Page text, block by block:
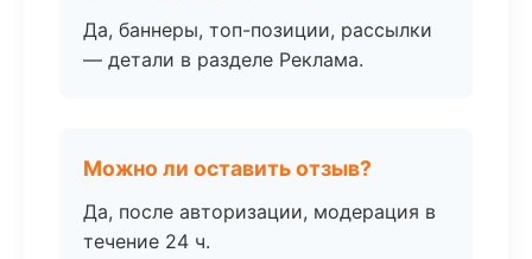
Да, баннеры, топ-позиции, рассылки
— детали в разделе Реклама.
Можно ли оставить отзыв?
Да, после авторизации, модерация в
течение 24 ч.